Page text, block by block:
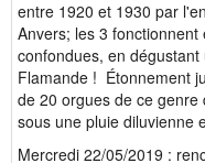
entre 1920 et 1930 par
Anvers; les 3
confondues, en
Flamande ! Étonnement
de 20 orgues de ce
sous une pluie diluvienne
Mercredi 22/05/2019 :